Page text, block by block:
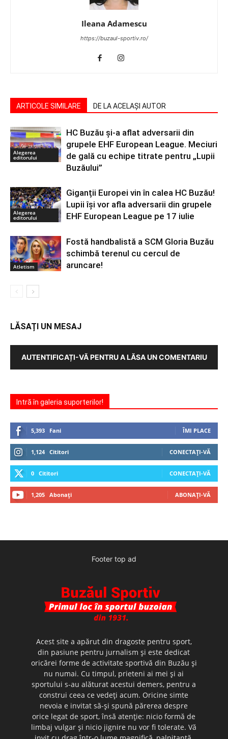
Ileana Adamescu
https://buzaul-sportiv.ro/
ARTICOLE SIMILARE DE LA ACELAȘI AUTOR
Alegerea
editorului
HC Buzău și-a aflat adversarii din
grupele EHF European League. Meciuri
de gală cu echipe titrate pentru „Lupii
Buzăului”
Alegerea
editorului
Giganții Europei vin în calea HC Buzău!
Lupii își vor afla adversarii din grupele
EHF European League pe 17 iulie
Atletism
Fostă handbalistă a SCM Gloria Buzău
schimbă terenul cu cercul de
aruncare!
LĂSAȚI UN MESAJ
AUTENTIFICAȚI-VĂ PENTRU A LĂSA UN COMENTARIU
Intră în galeria suporterilor!
5,393 Fani ÎMI PLACE
1,124 Cititori CONECTAȚI-VĂ
0 Cititori CONECTAȚI-VĂ
1,205 Abonați ABONAȚI-VĂ
Footer top ad
Acest site a apărut din dragoste pentru sport,
din pasiune pentru jurnalism şi este dedicat
oricărei forme de activitate sportivă din Buzău şi
nu numai. Cu timpul, prieteni ai mei şi ai
sportului s-au alăturat acestui demers, pentru a
construi ceea ce vedeţi acum. Oricine simte
nevoia e invitat să-şi spună părerea despre
orice legat de sport, însă atenţie: nicio formă de
limbaj vulgar şi nicio jignire nu vor fi tolerate. Vă